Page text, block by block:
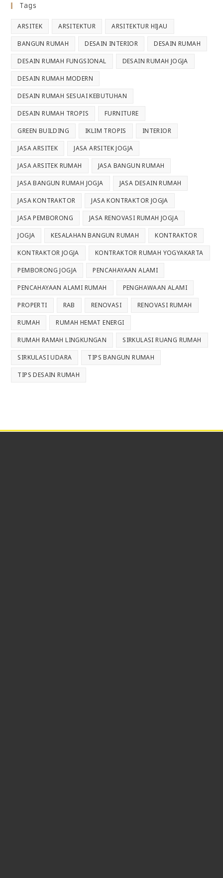
Tags
ARSITEK ARSITEKTUR ARSITEKTUR HIJAU
BANGUN RUMAH DESAIN INTERIOR DESAIN RUMAH
DESAIN RUMAH FUNGSIONAL DESAIN RUMAH JOGJA
DESAIN RUMAH MODERN
DESAIN RUMAH SESUAI KEBUTUHAN
DESAIN RUMAH TROPIS FURNITURE
GREEN BUILDING IKLIM TROPIS INTERIOR
JASA ARSITEK JASA ARSITEK JOGJA
JASA ARSITEK RUMAH JASA BANGUN RUMAH
JASA BANGUN RUMAH JOGJA JASA DESAIN RUMAH
JASA KONTRAKTOR JASA KONTRAKTOR JOGJA
JASA PEMBORONG JASA RENOVASI RUMAH JOGJA
JOGJA KESALAHAN BANGUN RUMAH KONTRAKTOR
KONTRAKTOR JOGJA KONTRAKTOR RUMAH YOGYAKARTA
PEMBORONG JOGJA PENCAHAYAAN ALAMI
PENCAHAYAAN ALAMI RUMAH PENGHAWAAN ALAMI
PROPERTI RAB RENOVASI RENOVASI RUMAH
RUMAH RUMAH HEMAT ENERGI
RUMAH RAMAH LINGKUNGAN SIRKULASI RUANG RUMAH
SIRKULASI UDARA TIPS BANGUN RUMAH
TIPS DESAIN RUMAH